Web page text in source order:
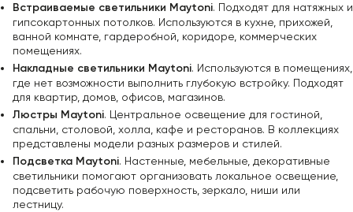
Встраиваемые светильники Maytoni. Подходят для натяжных и
гипсокартонных потолков. Используются в кухне, прихожей,
ванной комнате, гардеробной, коридоре, коммерческих
помещениях.
Накладные светильники Maytoni. Используются в помещениях,
где нет возможности выполнить глубокую встройку. Подходят
для квартир, домов, офисов, магазинов.
Люстры Maytoni. Центральное освещение для гостиной,
спальни, столовой, холла, кафе и ресторанов. В коллекциях
представлены модели разных размеров и стилей.
Подсветка Maytoni. Настенные, мебельные, декоративные
светильники помогают организовать локальное освещение,
подсветить рабочую поверхность, зеркало, ниши или
лестницу.